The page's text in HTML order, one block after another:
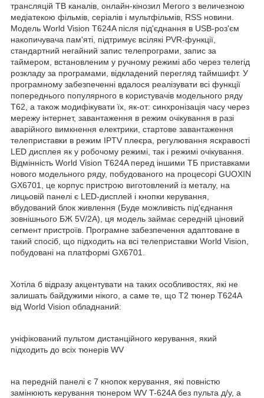
трансляцій ТВ каналів, онлайн-кінозил Мегого з величезною
медіатекою фільмів, серіалів і мультфільмів, RSS новини.
Модель World Vision T624A після під'єднання в USB-роз'єм
накопичувача пам'яті, підтримує всілякі PVR-функції,
стандартний негайний запис телепрограми, запис за
таймером, встановленим у ручному режимі або через телегід
розкладу за програмами, відкладений перегляд таймшифт. У
програмному забезпеченні вдалося реалізувати всі функції
попереднього популярного в користувачів модельного ряду
Т62, а також модифікувати їх, як-от: синхронізація часу через
мережу інтернет, завантаження в режим очікування в разі
аварійного вимкнення електрики, стартове завантаження
телеприставки в режим IPTV плеєра, регулювання яскравості
LED дисплея як у робочому режимі, так і режимі очікування.
Відмінність World Vision T624A перед іншими ТБ приставками
нового модельного ряду, побудованого на процесорі GUOXIN
GX6701, це корпус пристрою виготовлений із металу, на
лицьовій панелі є LED-дисплей і кнопки керування,
вбудований блок живлення (Буде можливість під'єднання
зовнішнього БЖ 5V/2A), ця модель займає середній ціновий
сегмент пристроїв. Програмне забезпечення адаптоване в
такий спосіб, що підходить на всі телеприставки World Vision,
побудовані на платформі GX6701.
Хотіла б відразу акцентувати на таких особливостях, які не
залишать байдужими нікого, а саме те, що Т2 тюнер Т624А
від World Vision обладнаний:
уніфікований пультом дистанційного керування, який
підходить до всіх тюнерів WV
на передній панелі є 7 кнопок керування, які повністю
замінюють керування тюнером WV T-624A без пульта д/у, а